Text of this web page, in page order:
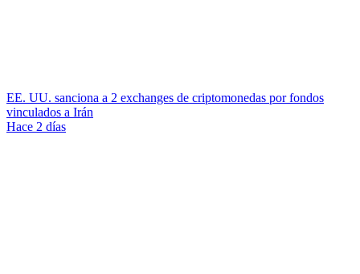
EE. UU. sanciona a 2 exchanges de criptomonedas por fondos
vinculados a Irán
Hace 2 días